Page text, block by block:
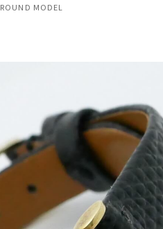
ROUND MODEL